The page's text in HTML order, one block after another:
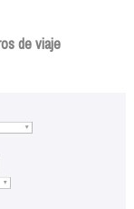
de viaje